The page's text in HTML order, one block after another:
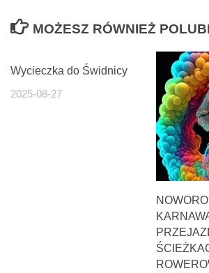
MOŻESZ RÓWNIEŻ
Wycieczka do Świdnicy
2025-08-27